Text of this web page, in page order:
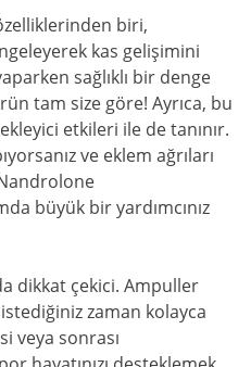
biri,
kas gelişimini
sağlıklı bir denge
tam size göre! Ayrıca, bu
etkileri ile de tanınır.
ve eklem ağrıları
büyük bir yardımcınız
dikkat çekici. Ampuller
zaman kolayca
veya sonrası